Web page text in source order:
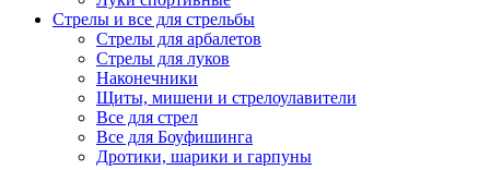
Стрелы и все для стрельбы
Стрелы для арбалетов
Стрелы для луков
Наконечники
Щиты, мишени и стрелоулавители
Все для стрел
Все для Боуфишинга
Дротики, шарики и гарпуны